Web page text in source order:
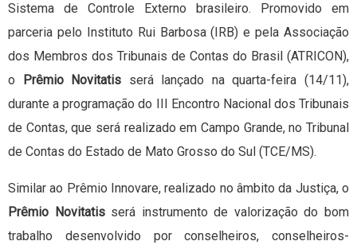
Sistema de Controle Externo brasileiro. Promovido em
parceria pelo Instituto Rui Barbosa (IRB) e pela Associação
dos Membros dos Tribunais de Contas do Brasil (ATRICON),
o
Prêmio Novitatis será lançado na quarta-feira (14/11),
durante a programação do III Encontro Nacional dos Tribunais
de Contas, que será realizado em Campo Grande, no Tribunal
de Contas do Estado de Mato Grosso do Sul (TCE/MS).
Similar ao Prêmio Innovare, realizado no âmbito da Justiça, o
Prêmio Novitatisserá instrumento de valorização do bom
trabalho desenvolvido por conselheiros, conselheiros-